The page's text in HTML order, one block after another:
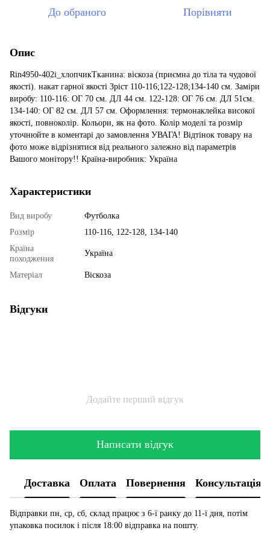
До обраного Порівняти
Опис
Rin4950-402i_хлопчикТканина: віскоза (приємна до тіла та чудової
якості). накат гарної якості Зріст 110-116;122-128;134-140 см. Заміри
виробу: 110-116: ОГ 70 см. ДЛ 44 см. 122-128: ОГ 76 см. ДЛ 51см.
134-140: ОГ 82 см. ДЛ 57 см. Оформлення: термонаклейка високої
якості, повноколір. Кольори, як на фото. Колір моделі та розмір
уточнюйте в коментарі до замовлення УВАГА! Відтінок товару на
фото може відрізнятися від реального залежно від параметрів
Вашого монітору!! Країна-виробник: Україна
Характеристики
Вид виробу
Футболка
Розмір
110-116, 122-128, 134-140
Країна
походження
Україна
Матеріал Віскоза
Відгуки
Додайте перший відгук
Написати відгук
Доставка Оплата Повернення Консультація
Відправки пн, ср, сб, склад працює з 6-ї ранку до 11-ї дня, потім
упаковка посилок і після 18:00 відправка на пошту.